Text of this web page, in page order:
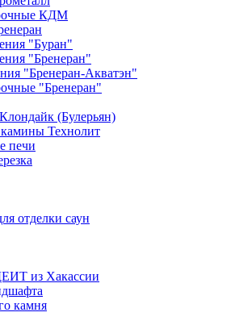
КДМ
"Буран"
"Бренеран"
"Бренеран-Акватэн"
"Бренеран"
(Булерьян)
Технолит
печи
отделки саун
из Хакассии
камня